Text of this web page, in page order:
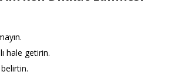
hale getirin.